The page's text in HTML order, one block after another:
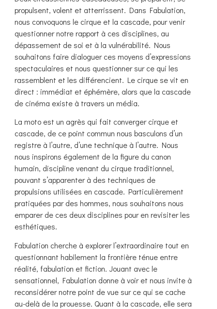
propulsent, volent et atterrissent. Dans Fabulation,
nous convoquons le cirque et la cascade, pour venir
questionner notre rapport à ces disciplines, au
dépassement de soi et à la vulnérabilité. Nous
souhaitons faire dialoguer ces moyens d’expressions
spectaculaires et nous questionner sur ce qui les
rassemblent et les différencient. Le cirque se vit en
direct : immédiat et éphémère, alors que la cascade
de cinéma existe à travers un média.
La moto est un agrès qui fait converger cirque et
cascade, de ce point commun nous basculons d’un
registre à l’autre, d’une technique à l’autre. Nous
nous inspirons également de la figure du canon
humain, discipline venant du cirque traditionnel,
pouvant s’apparenter à des techniques de
propulsions utilisées en cascade. Particulièrement
pratiquées par des hommes, nous souhaitons nous
emparer de ces deux disciplines pour en revisiter les
esthétiques.
Fabulation cherche à explorer l’extraordinaire tout en
questionnant habilement la frontière ténue entre
réalité, fabulation et fiction. Jouant avec le
sensationnel, Fabulation donne à voir et nous invite à
reconsidérer notre point de vue sur ce qui se cache
au-delà de la prouesse. Quant à la cascade, elle sera